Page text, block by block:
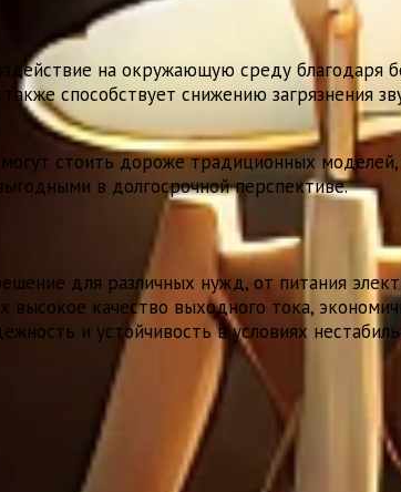
на окружающую среду
способствует снижению загрязнения
стоить дороже традиционных
в долгосрочной перспективе.
для различных нужд, от питания
высокое качество выходного тока,
и устойчивость в условиях